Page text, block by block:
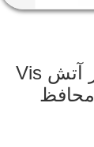
سلام پیراهن های مقاوم در برابر آتش Vis
Vis Fr برای مرد با 220gsm محافظ